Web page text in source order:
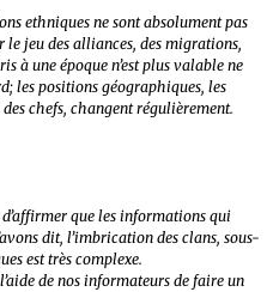
ethniques ne sont absolument pas
jeu des alliances, des migrations,
à une époque n’est plus valable ne
les positions géographiques, les
chefs, changent régulièrement.
que les informations qui
dit, l’imbrication des clans, sous-
est très complexe.
de nos informateurs de faire un